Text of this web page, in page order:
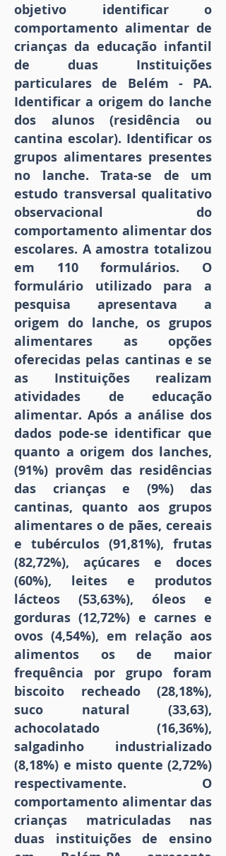
objetivo identificar o
comportamento alimentar de
crianças da educação infantil
de duas Instituições
particulares de Belém - PA.
Identificar a origem do lanche
dos alunos (residência ou
cantina escolar). Identificar os
grupos alimentares presentes
no lanche. Trata-se de um
estudo transversal qualitativo
observacional do
comportamento alimentar dos
escolares. A amostra totalizou
em 110 formulários. O
formulário utilizado para a
pesquisa apresentava a
origem do lanche, os grupos
alimentares as opções
oferecidas pelas cantinas e se
as Instituições realizam
atividades de educação
alimentar. Após a análise dos
dados pode-se identificar que
quanto a origem dos lanches,
(91%) provêm das residências
das crianças e (9%) das
cantinas, quanto aos grupos
alimentares o de pães, cereais
e tubérculos (91,81%), frutas
(82,72%), açúcares e doces
(60%), leites e produtos
lácteos (53,63%), óleos e
gorduras (12,72%) e carnes e
ovos (4,54%), em relação aos
alimentos os de maior
frequência por grupo foram
biscoito recheado (28,18%),
suco natural (33,63),
achocolatado (16,36%),
salgadinho industrializado
(8,18%) e misto quente (2,72%)
respectivamente. O
comportamento alimentar das
crianças matriculadas nas
duas instituições de ensino